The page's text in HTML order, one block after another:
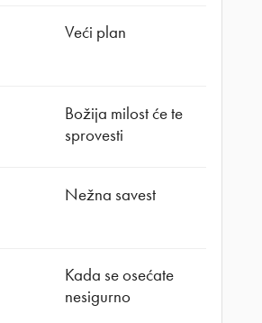
Veći plan
Božija milost će te
sprovesti
Nežna savest
Kada se osećate
nesigurno